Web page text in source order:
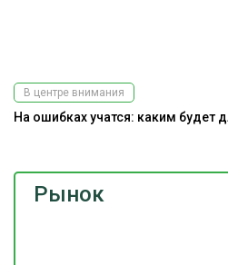
Рынок
В центре внимания
На ошибках учатся: каким будет